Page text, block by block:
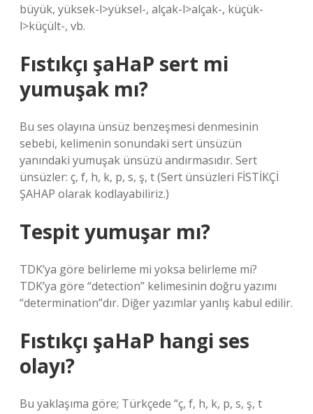
büyük, yüksek-l>yüksel-, alçak-l>alçak-, küçük-
l>küçült-, vb.
Fıstıkçı şaHaP sert mi
yumuşak mı?
Bu ses olayına ünsüz benzeşmesi denmesinin
sebebi, kelimenin sonundaki sert ünsüzün
yanındaki yumuşak ünsüzü andırmasıdır. Sert
ünsüzler: ç, f, h, k, p, s, ş, t (Sert ünsüzleri FİSTİKÇİ
ŞAHAP olarak kodlayabiliriz.)
Tespit yumuşar mı?
TDK’ya göre belirleme mi yoksa belirleme mi?
TDK’ya göre “detection” kelimesinin doğru yazımı
“determination”dır. Diğer yazımlar yanlış kabul edilir.
Fıstıkçı şaHaP hangi ses
olayı?
Bu yaklaşıma göre; Türkçede “ç, f, h, k, p, s, ş, t